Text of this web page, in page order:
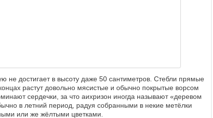
не достигает в высоту даже 50 сантиметров. Стебли прямые
растут довольно мясистые и обычно покрытые ворсом
сердечки, за что аихризон иногда называют «деревом
в летний период, радуя собранными в некие метёлки
или же жёлтыми цветками.